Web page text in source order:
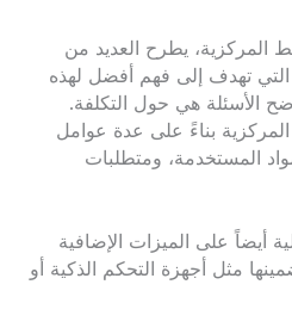
المركزية، يطرح العديد من
التي تهدف إلى فهم أفضل لهذه
الأسئلة هي حول التكلفة.
بناءً على عدة عوامل
المستخدمة، ومتطلبات
أيضاً على الميزات الإضافية
مثل أجهزة التحكم الذكية أو